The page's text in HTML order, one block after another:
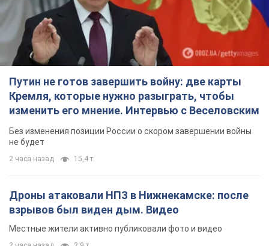
15,4 т.
Дроны атаковали НПЗ в Нижнекамске: после
взрывов был виден дым. Видео
2 часа назад
Украина готовит Чернобыль к очередной
попытке вторжения со стороны России –
медиа
Журналисты рассказали, что происходит в зоне
5 часов назад